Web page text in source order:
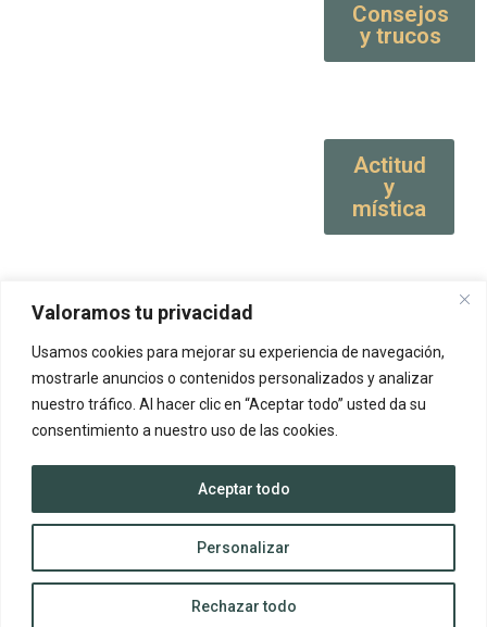
Valoramos tu privacidad
Usamos cookies para mejorar su experiencia de navegación,
mostrarle anuncios o contenidos personalizados y analizar
nuestro tráfico. Al hacer clic en “Aceptar todo” usted da su
consentimiento a nuestro uso de las cookies.
Personalizar
Rechazar todo
Aceptar todo
Consejos
y trucos
Actitud
y
mística